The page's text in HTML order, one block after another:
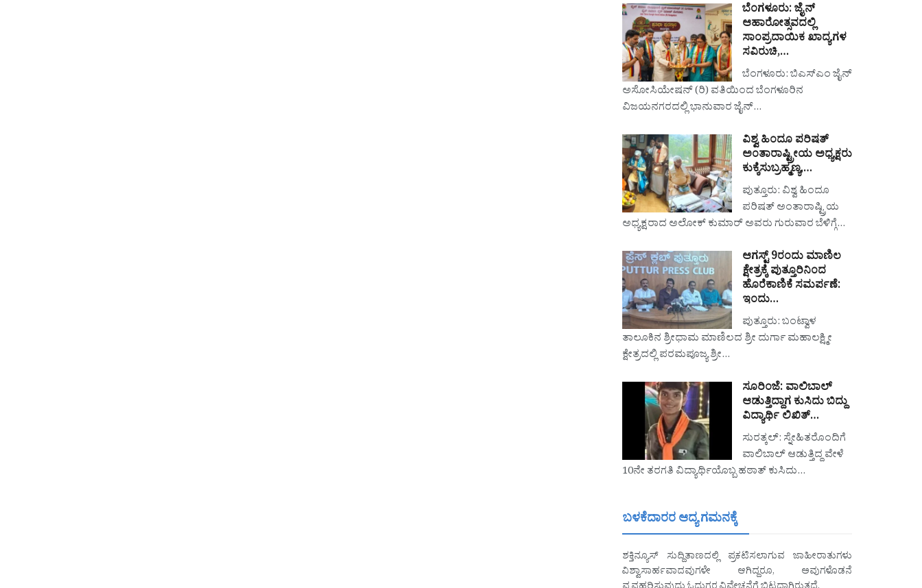
ಬೆಂಗಳೂರು: ಜೈನ್
ಆಹಾರೋತ್ಸವದಲ್ಲಿ
ಸಾಂಪ್ರದಾಯಿಕ ಖಾದ್ಯಗಳ
ಸವಿರುಚಿ,…
ಬೆಂಗಳೂರು: ಬಿಎಸ್‌ಎಂ ಜೈನ್
ಅಸೋಸಿಯೇಷನ್ (ರಿ) ವತಿಯಿಂದ ಬೆಂಗಳೂರಿನ
ವಿಜಯನಗರದಲ್ಲಿ ಭಾನುವಾರ ಜೈನ್…
ವಿಶ್ವ ಹಿಂದೂ ಪರಿಷತ್
ಅಂತಾರಾಷ್ಟ್ರೀಯ ಅಧ್ಯಕ್ಷರು
ಕುಕ್ಕೆಸುಬ್ರಹ್ಮಣ್ಯ,…
ಪುತ್ತೂರು: ವಿಶ್ವ ಹಿಂದೂ
ಪರಿಷತ್ ಅಂತಾರಾಷ್ಟ್ರಿಯ
ಅಧ್ಯಕ್ಷರಾದ ಅಲೋಕ್ ಕುಮಾರ್ ಅವರು ಗುರುವಾರ ಬೆಳಿಗ್ಗೆ…
ಆಗಸ್ಟ್ 9ರಂದು ಮಾಣಿಲ
ಕ್ಷೇತ್ರಕ್ಕೆ ಪುತ್ತೂರಿನಿಂದ
ಹೊರೆಕಾಣಿಕೆ ಸಮರ್ಪಣೆ:
ಇಂದು…
ಪುತ್ತೂರು: ಬಂಟ್ವಾಳ
ತಾಲೂಕಿನ ಶ್ರೀಧಾಮ ಮಾಣಿಲದ ಶ್ರೀ ದುರ್ಗಾ ಮಹಾಲಕ್ಷ್ಮೀ
ಕ್ಷೇತ್ರದಲ್ಲಿ ಪರಮಪೂಜ್ಯ ಶ್ರೀ…
ಸೂರಿಂಜೆ: ವಾಲಿಬಾಲ್
ಆಡುತ್ತಿದ್ದಾಗ ಕುಸಿದು ಬಿದ್ದು
ವಿದ್ಯಾರ್ಥಿ ಲಿಖಿತ್…
ಸುರತ್ಕಲ್: ಸ್ನೇಹಿತರೊಂದಿಗೆ
ವಾಲಿಬಾಲ್ ಆಡುತ್ತಿದ್ದ ವೇಳೆ
10ನೇ ತರಗತಿ ವಿದ್ಯಾರ್ಥಿಯೊಬ್ಬ ಹಠಾತ್ ಕುಸಿದು…
ಬಳಕೆದಾರರ ಆದ್ಯ ಗಮನಕ್ಕೆ
ಶಕ್ತಿನ್ಯೂಸ್ ಸುದ್ದಿತಾಣದಲ್ಲಿ ಪ್ರಕಟಿಸಲಾಗುವ ಜಾಹೀರಾತುಗಳು
ವಿಶ್ವಾಸಾರ್ಹವಾದವುಗಳೇ ಆಗಿದ್ದರೂ, ಅವುಗಳೊಡನೆ